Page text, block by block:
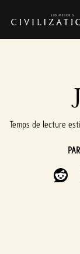
Temps de lecture